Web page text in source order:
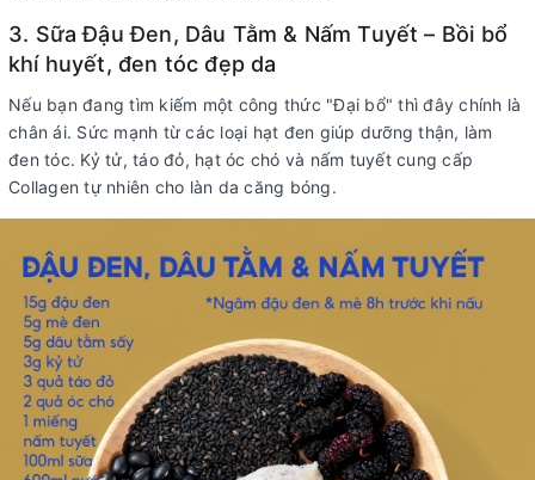
3. Sữa Đậu Đen, Dâu Tằm & Nấm Tuyết – Bồi bổ
khí huyết, đen tóc đẹp da
Nếu bạn đang tìm kiếm một công thức "Đại bổ" thì đây chính là
chân ái. Sức mạnh từ các loại hạt đen giúp dưỡng thận, làm
đen tóc. Kỷ tử, táo đỏ, hạt óc chó và nấm tuyết cung cấp
Collagen tự nhiên cho làn da căng bóng.